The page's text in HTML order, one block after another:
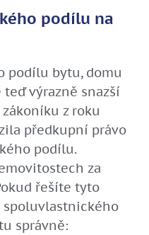
podílu na
podílu bytu, domu
výrazně snazší
z roku
předkupní právo
podílu.
za
řešíte tyto
správně: